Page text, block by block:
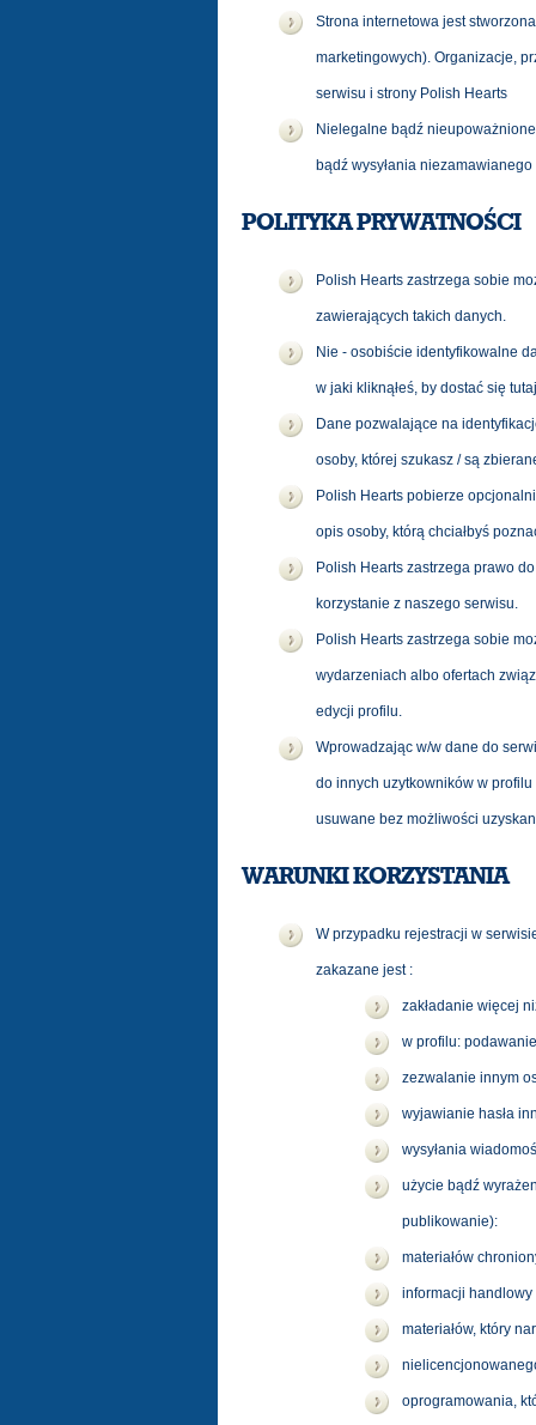
Strona internetowa jest
marketingowych). Organizacje,
serwisu i strony Polish Hearts
Nielegalne bądź
bądź wysyłania
POLITYKA PRYWATNOŚCI
Polish Hearts zastrzega sobie
zawierających takich danych.
Nie - osobiście identyfikowalne
w jaki kliknąłeś, by dostać się
Dane pozwalające na
osoby, której szukasz / są
Polish Hearts pobierze
opis osoby, którą chciałbyś
Polish Hearts zastrzega prawo
korzystanie z naszego serwisu.
Polish Hearts zastrzega sobie
wydarzeniach albo ofertach
edycji profilu.
Wprowadzając w/w dane do
do innych uzytkowników w
usuwane bez możliwości
WARUNKI KORZYSTANIA
W przypadku rejestracji w
zakazane jest :
zakładanie więcej
w profilu:
zezwalanie innym
wyjawianie hasła
wysyłania
użycie bądź
publikowanie):
materiałów
informacji
materiałów, który
oprogramowania,